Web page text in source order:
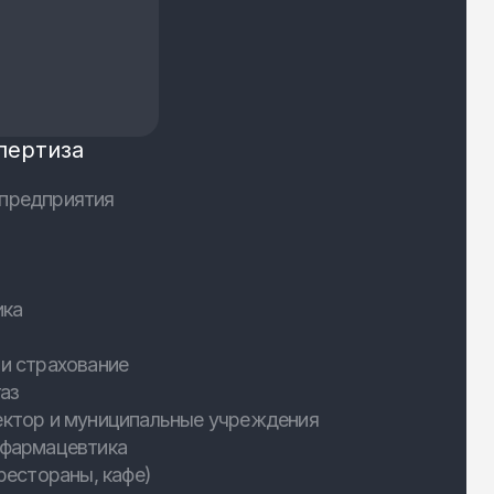
страхование
и муниципальные учреждения
кафе)